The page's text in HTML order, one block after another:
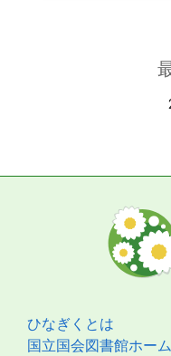
ひなぎくとは
国立国会図書館ホー